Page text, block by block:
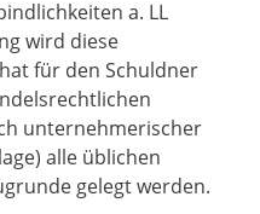
a. LL
wird diese
für den Schuldner
unternehmerischer
alle üblichen
gelegt werden.